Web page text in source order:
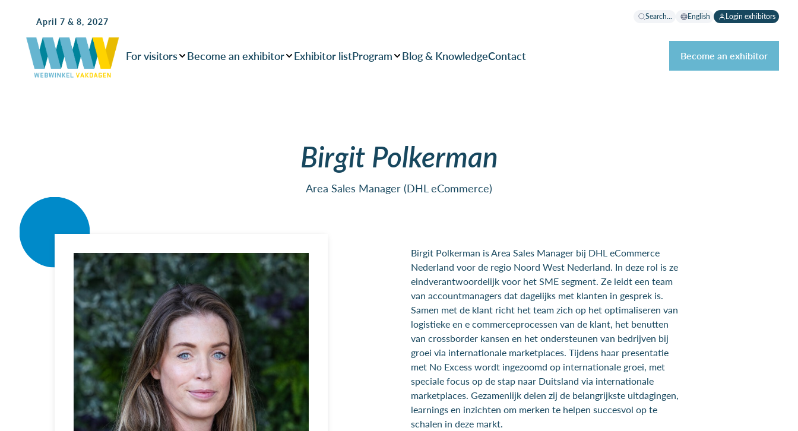
Search... English Login exhibitors
April 7 & 8, 2027
For visitors Become an exhibitor Exhibitor listProgram Blog & KnowledgeContact Become an exhibitor
Birgit Polkerman
Area Sales Manager (DHL eCommerce)
Birgit Polkerman is Area Sales Manager bij DHL eCommerce
Nederland voor de regio Noord West Nederland. In deze rol is ze
eindverantwoordelijk voor het SME segment. Ze leidt een team
van accountmanagers dat dagelijks met klanten in gesprek is.
Samen met de klant richt het team zich op het optimaliseren van
logistieke en e commerceprocessen van de klant, het benutten
van crossborder kansen en het ondersteunen van bedrijven bij
groei via internationale marketplaces. Tijdens haar presentatie
met No Excess wordt ingezoomd op internationale groei, met
speciale focus op de stap naar Duitsland via internationale
marketplaces. Gezamenlijk delen zij de belangrijkste uitdagingen,
learnings en inzichten om merken te helpen succesvol op te
schalen in deze markt.